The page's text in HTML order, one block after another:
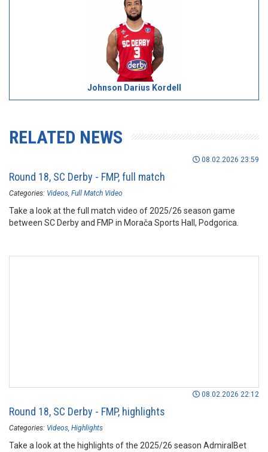
Johnson Darius Kordell
RELATED NEWS
08.02.2026 23:59
Round 18, SC Derby - FMP, full match
Categories: Videos Full Match Video
Take a look at the full match video of 2025/26 season game
between SC Derby and FMP in Morača Sports Hall, Podgorica.
08.02.2026 22:12
Round 18, SC Derby - FMP, highlights
Categories: Videos Highlights
Take a look at the highlights of the 2025/26 season AdmiralBet